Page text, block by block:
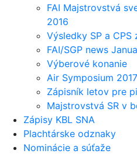
FAI Majstrovstvá
2016
Výsledky SP a CPS
FAI/SGP news
Výberové konanie
Air Symposium 2017
Zápisník letov pre
Majstrovstvá SR v
Zápisy KBL SNA
Plachtárske odznaky
Nominácie a súťaže